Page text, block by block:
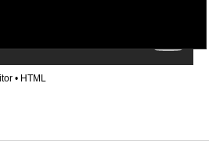
• HTML